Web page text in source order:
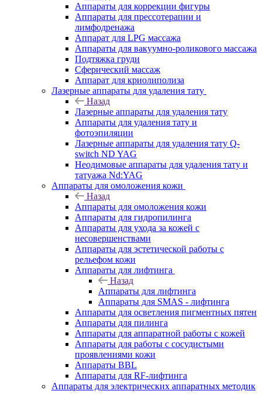
Аппараты для коррекции фигуры
Аппараты для прессотерапии и
лимфодренажа
Аппарат для LPG массажа
Аппараты для вакуумно-роликового массажа
Подтяжка груди
Сферический массаж
Аппарат для криолиполиза
Лазерные аппараты для удаления тату
Назад
Лазерные аппараты для удаления тату
Аппараты для удаления тату и
фотоэпиляции
Лазерные аппараты для удаления тату Q-
switch ND YAG
Неодимовые аппараты для удаления тату и
татуажа Nd:YAG
Аппараты для омоложения кожи
Назад
Аппараты для омоложения кожи
Аппараты для гидропилинга
Аппараты для ухода за кожей с
несовершенствами
Аппараты для эстетической работы с
рельефом кожи
Аппараты для лифтинга
Назад
Аппараты для лифтинга
Аппараты для SMAS - лифтинга
Аппараты для осветления пигментных пятен
Аппараты для пилинга
Аппараты для аппаратной работы с кожей
Аппараты для работы с сосудистыми
проявлениями кожи
Аппараты BBL
Аппараты для RF-лифтинга
Аппараты для электрических аппаратных методик